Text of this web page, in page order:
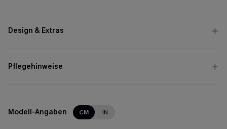
Design & Extras
Pflegehinweise
Modell-Angaben CM IN